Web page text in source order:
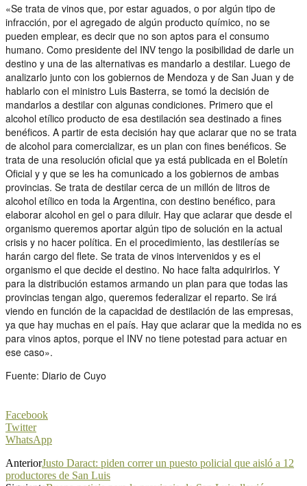
«Se trata de vinos que, por estar aguados, o por algún tipo de
infracción, por el agregado de algún producto químico, no se
pueden emplear, es decir que no son aptos para el consumo
humano. Como presidente del INV tengo la posibilidad de darle un
destino y una de las alternativas es mandarlo a destilar. Luego de
analizarlo junto con los gobiernos de Mendoza y de San Juan y de
hablarlo con el ministro Luis Basterra, se tomó la decisión de
mandarlos a destilar con algunas condiciones. Primero que el
alcohol etílico producto de esa destilación sea destinado a fines
benéficos. A partir de esta decisión hay que aclarar que no se trata
de alcohol para comercializar, es un plan con fines benéficos. Se
trata de una resolución oficial que ya está publicada en el Boletín
Oficial y y que se les ha comunicado a los gobiernos de ambas
provincias. Se trata de destilar cerca de un millón de litros de
alcohol etílico en toda la Argentina, con destino benéfico, para
elaborar alcohol en gel o para diluir. Hay que aclarar que desde el
organismo queremos aportar algún tipo de solución en la actual
crisis y no hacer política. En el procedimiento, las destilerías se
harán cargo del flete. Se trata de vinos intervenidos y es el
organismo el que decide el destino. No hace falta adquirirlos. Y
para la distribución estamos armando un plan para que todas las
provincias tengan algo, queremos federalizar el reparto. Se irá
viendo en función de la capacidad de destilación de las empresas,
ya que hay muchas en el país. Hay que aclarar que la medida no es
para vinos aptos, porque el INV no tiene potestad para actuar en
ese caso».
Fuente: Diario de Cuyo
Facebook
Twitter
WhatsApp
AnteriorJusto Daract: piden correr un puesto policial que aisló a 12
productores de San Luis